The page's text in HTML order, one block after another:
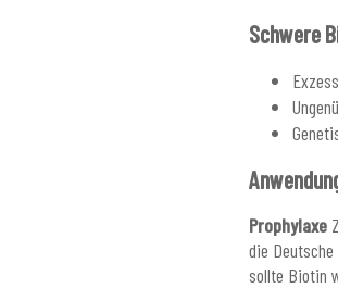
Schwere
Prophylaxe
die
sollte Biotin